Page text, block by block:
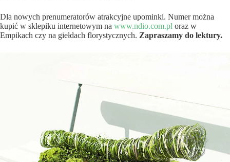
Dla nowych prenumeratorów atrakcyjne upominki. Numer można
kupić w sklepiku internetowym na www.ndio.com.pl oraz w
Empikach czy na giełdach florystycznych. Zapraszamy do lektury.